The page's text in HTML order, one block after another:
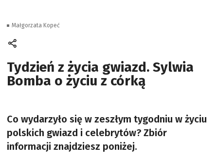
Tydzień z życia gwiazd. Sylwia
Bomba o życiu z córką
Co wydarzyło się w zeszłym tygodniu w życiu
polskich gwiazd i celebrytów? Zbiór
informacji znajdziesz poniżej.
Małgorzata Kopeć